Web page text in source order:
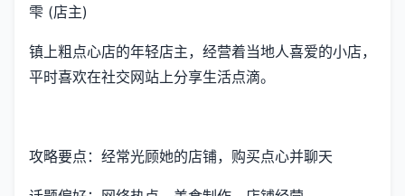
雫 (店主)
镇上粗点心店的年轻店主，经营着当地人喜爱的小店，
平时喜欢在社交网站上分享生活点滴。
攻略要点：经常光顾她的店铺，购买点心并聊天